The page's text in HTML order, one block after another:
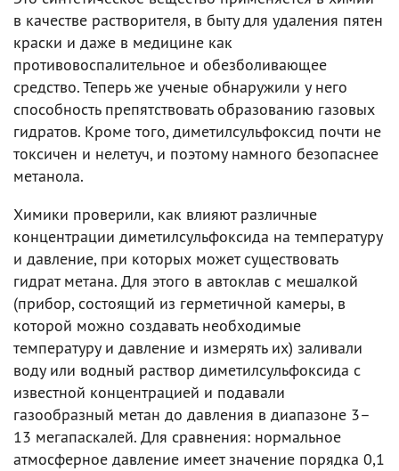
в качестве растворителя, в быту для удаления пятен
краски и даже в медицине как
противовоспалительное и обезболивающее
средство. Теперь же ученые обнаружили у него
способность препятствовать образованию газовых
гидратов. Кроме того, диметилсульфоксид почти не
токсичен и нелетуч, и поэтому намного безопаснее
метанола.
Химики проверили, как влияют различные
концентрации диметилсульфоксида на температуру
и давление, при которых может существовать
гидрат метана. Для этого в автоклав с мешалкой
(прибор, состоящий из герметичной камеры, в
которой можно создавать необходимые
температуру и давление и измерять их) заливали
воду или водный раствор диметилсульфоксида с
известной концентрацией и подавали
газообразный метан до давления в диапазоне 3–
13 мегапаскалей. Для сравнения: нормальное
атмосферное давление имеет значение порядка 0,1